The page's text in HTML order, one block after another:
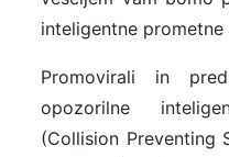
inteligentne prometne
Promovirali in
opozorilne
(Collision Preventing